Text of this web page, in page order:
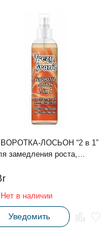
ЛОСЬОН “2 в 1”
Нет в наличии
Уведомить